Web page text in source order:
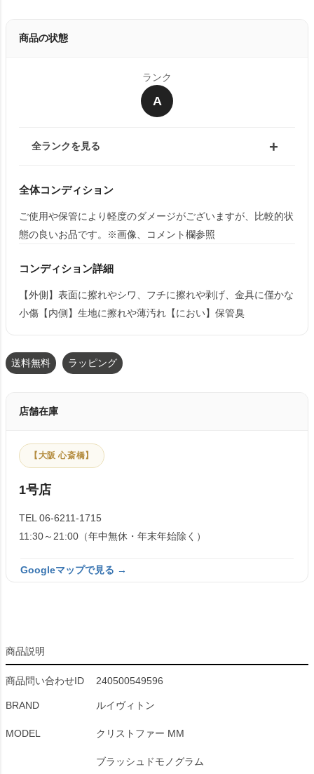
商品の状態
ランク
A
全ランクを見る
全体コンディション
ご使用や保管により軽度のダメージがございますが、比較的状
態の良いお品です。※画像、コメント欄参照
コンディション詳細
【外側】表面に擦れやシワ、フチに擦れや剥げ、金具に僅かな
小傷【内側】生地に擦れや薄汚れ【におい】保管臭
送料無料 ラッピング
店舗在庫
【大阪 心斎橋】
1号店
TEL 06-6211-1715
11:30～21:00（年中無休・年末年始除く）
Googleマップで見る →
商品説明
商品問い合わせID 240500549596
BRAND ルイヴィトン
MODEL クリストファー MM
ブラッシュドモノグラム